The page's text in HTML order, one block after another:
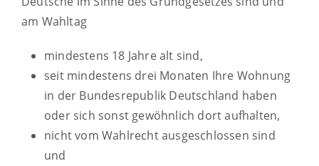
am Wahltag
mindestens 18 Jahre alt sind,
seit mindestens drei Monaten Ihre Wohnung
in der Bundesrepublik Deutschland haben
oder sich sonst gewöhnlich dort aufhalten,
nicht vom Wahlrecht ausgeschlossen sind
und